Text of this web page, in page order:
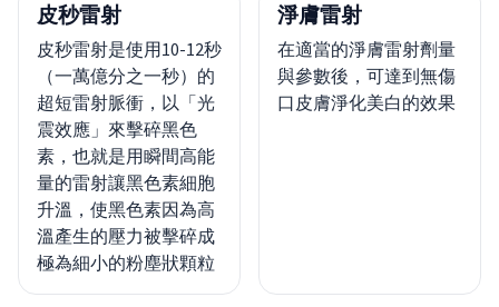
皮秒雷射
皮秒雷射是使用10-12秒
（一萬億分之一秒）的
超短雷射脈衝，以「光
震效應」來擊碎黑色
素，也就是用瞬間高能
量的雷射讓黑色素細胞
升溫，使黑色素因為高
溫產生的壓力被擊碎成
極為細小的粉塵狀顆粒
淨膚雷射
在適當的淨膚雷射劑量
與參數後，可達到無傷
口皮膚淨化美白的效果